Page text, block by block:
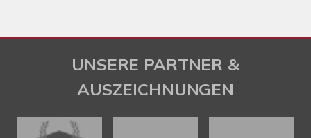
UNSERE PARTNER &
AUSZEICHNUNGEN